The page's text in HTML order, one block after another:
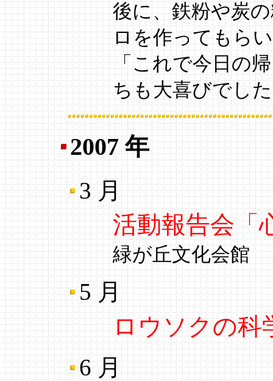
後に、鉄粉や炭
ロを作ってもら
「これで今日の
ちも大喜びでし
2007 年
3 月
活動報告会「
緑が丘文化会館
5 月
ロウソクの科
6 月